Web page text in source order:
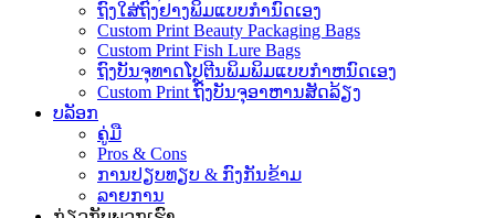
ຖົງໃສ່ຖົງຢາງພິມແບບກຳນົດເອງ
Custom Print Beauty Packaging Bags
Custom Print Fish Lure Bags
ຖົງບັນຈຸທາດໂປຼຕີນພິມພິມແບບກໍາຫນົດເອງ
Custom Print ຖົງບັນຈຸອາຫານສັດລ້ຽງ
ບລັອກ
ຄູ່ມື
Pros & Cons
ການປຽບທຽບ & ກົງກັນຂ້າມ
ລາຍການ